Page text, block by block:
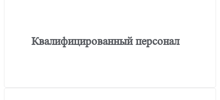
Квалифицированный персонал